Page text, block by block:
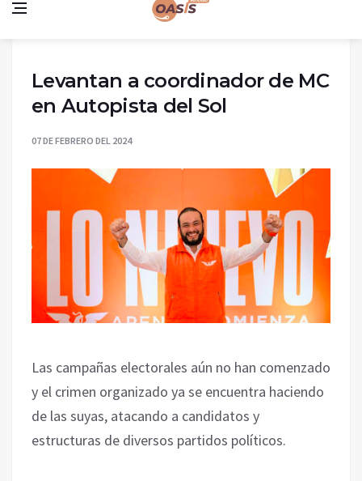
Levantan a coordinador de MC
en Autopista del Sol
07 DE FEBRERO DEL 2024
Las campañas electorales aún no han comenzado
y el crimen organizado ya se encuentra haciendo
de las suyas, atacando a candidatos y
estructuras de diversos partidos políticos.